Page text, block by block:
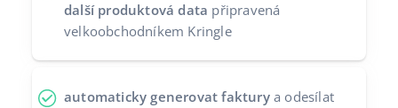
další produktová data připravená
velkoobchodníkem Kringle
automaticky generovat fakturya odesílat